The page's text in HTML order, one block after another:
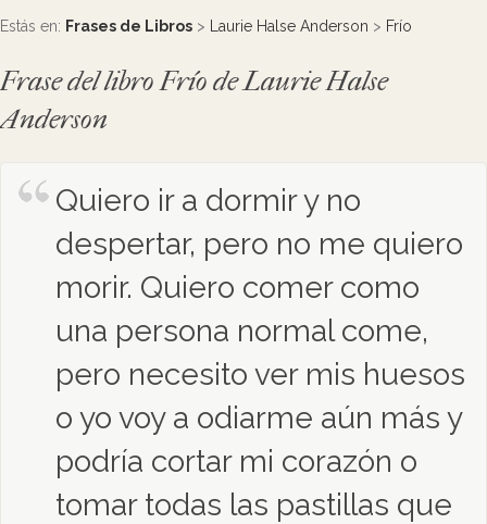
Estás en: Frases de Libros > Laurie Halse Anderson > Frío
Frase del libro Frío de Laurie Halse
Anderson
Quiero ir a dormir y no
despertar, pero no me quiero
morir. Quiero comer como
una persona normal come,
pero necesito ver mis huesos
o yo voy a odiarme aún más y
podría cortar mi corazón o
tomar todas las pastillas que